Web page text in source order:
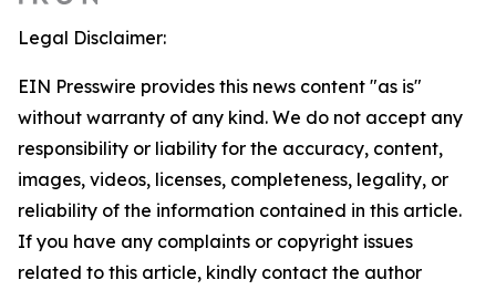
Legal Disclaimer:
EIN Presswire provides this news content "as is"
without warranty of any kind. We do not accept any
responsibility or liability for the accuracy, content,
images, videos, licenses, completeness, legality, or
reliability of the information contained in this article.
If you have any complaints or copyright issues
related to this article, kindly contact the author